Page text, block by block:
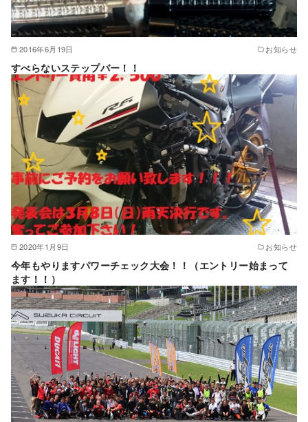
2016年6月19日 お知らせ
すべらないステップバー！！
2020年1月9日 お知らせ
今年もやりますパワーチェック大会！！（エントリー始まって
ます！！）